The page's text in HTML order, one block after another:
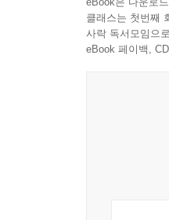
수집하는 한 남
판매되고, 지역
중국으로 향
수출하는 사
전자 폐기물
창출하고 있
클래스는 첫번째
사락 독서모임으
eBook 페이백,